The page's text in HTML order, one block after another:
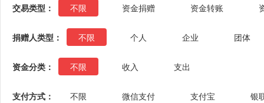
交易类型： 不限 资金捐赠 资金转账
捐赠人类型： 不限 个人 企业 团体
资金分类： 不限 收入 支出
支付方式： 不限 微信支付 支付宝 银